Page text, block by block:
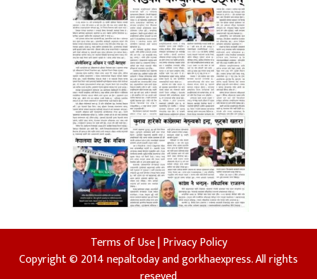
Terms of Use|Privacy Policy
Copyright © 2014 nepaltoday and gorkhaexpress. All rights